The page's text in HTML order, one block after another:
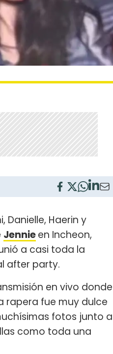
Danielle, Haerin y
Jennieen Incheon,
a casi toda la
after party.
en vivo donde
rapera fue muy dulce
fotos junto a
como toda una